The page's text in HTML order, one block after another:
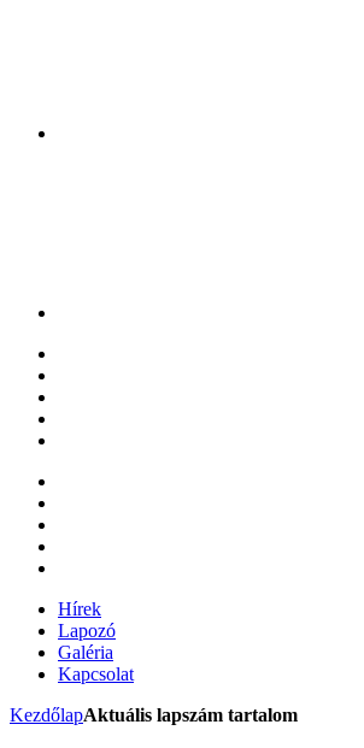
Hírek
Lapozó
Galéria
Kapcsolat
KezdőlapAktuális lapszám tartalom